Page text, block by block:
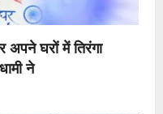
अपने घरों में तिरंगा
ने